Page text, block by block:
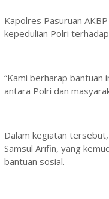
Kapolres Pasuruan
kepedulian Polri
“Kami berharap
antara Polri dan
Dalam kegiatan
Samsul Arifin, yang
bantuan sosial.